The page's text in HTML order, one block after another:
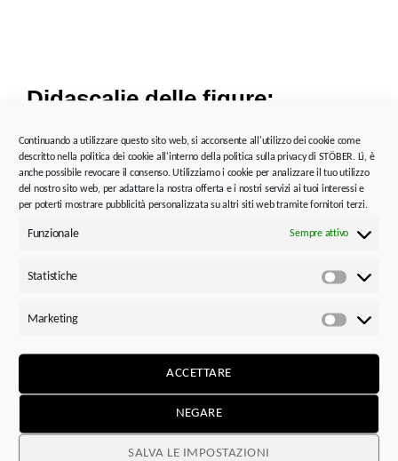
Continuando a utilizzare questo sito web, si acconsente all'utilizzo dei cookie come
descritto nella politica dei cookie all'interno della politica sulla privacy di STÖBER. Lì, è
anche possibile revocare il consenso. Utilizziamo i cookie per analizzare il tuo utilizzo
del nostro sito web, per adattare la nostra offerta e i nostri servizi ai tuoi interessi e
per poterti mostrare pubblicità personalizzata su altri siti web tramite fornitori terzi.
Funzionale Sempre attivo
Statistiche
Marketing
ACCETTARE
NEGARE
SALVA LE IMPOSTAZIONI
Didascalie delle figure:
Il nuovo azionamento SB6 con e senza unità